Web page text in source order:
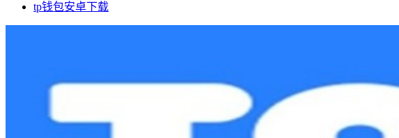
tp钱包安卓下载